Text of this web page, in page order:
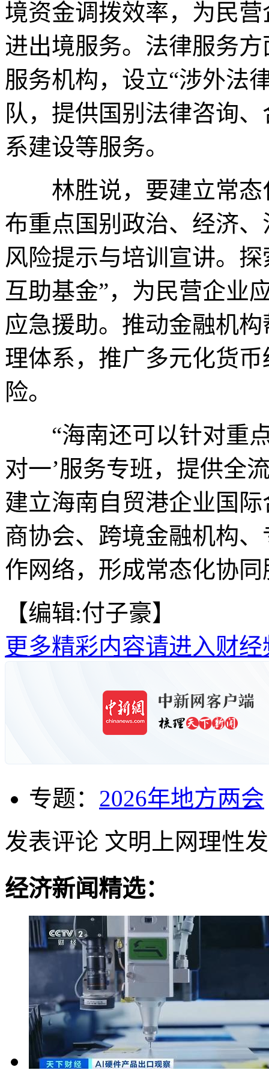
境资金调拨效率，为民
进出境服务。法律服务
服务机构，设立“涉外法
队，提供国别法律咨询
系建设等服务。
林胜说，要建立常态
布重点国别政治、经济
风险提示与培训宣讲。
互助基金”，为民营企业
应急援助。推动金融机
理体系，推广多元化货
险。
“海南还可以针对重点
对一’服务专班，提供全
建立海南自贸港企业国
商协会、跨境金融机构
作网络，形成常态化协
【编辑:付子豪】
更多精彩内容请进入财经
专题： 2026年地方两会
发表评论 文明上网理性
经济新闻精选：